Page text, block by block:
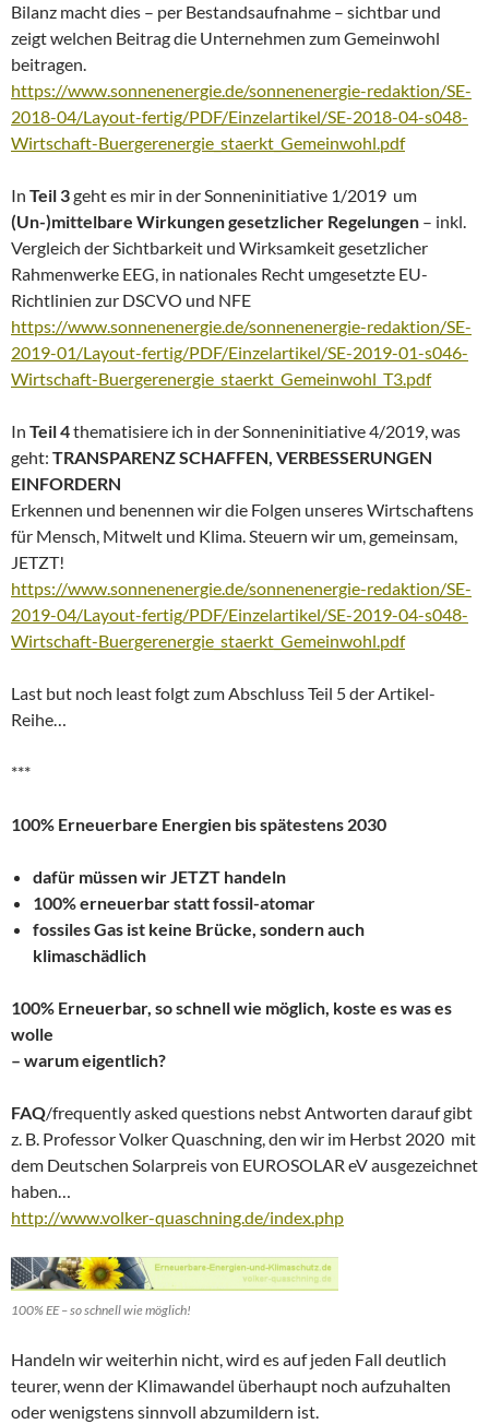
Bilanz macht dies – per Bestandsaufnahme – sichtbar und
zeigt welchen Beitrag die Unternehmen zum Gemeinwohl
beitragen.
https://www.sonnenenergie.de/sonnenenergie-redaktion/SE-
2018-04/Layout-fertig/PDF/Einzelartikel/SE-2018-04-s048-
Wirtschaft-Buergerenergie_staerkt_Gemeinwohl.pdf
In Teil 3geht es mir in der Sonneninitiative 1/2019 um
(Un-)mittelbare Wirkungen gesetzlicher Regelungen – inkl.
Vergleich der Sichtbarkeit und Wirksamkeit gesetzlicher
Rahmenwerke EEG, in nationales Recht umgesetzte EU-
Richtlinien zur DSCVO und NFE
https://www.sonnenenergie.de/sonnenenergie-redaktion/SE-
2019-01/Layout-fertig/PDF/Einzelartikel/SE-2019-01-s046-
Wirtschaft-Buergerenergie_staerkt_Gemeinwohl_T3.pdf
In Teil 4thematisiere ich in der Sonneninitiative 4/2019, was
geht: TRANSPARENZ SCHAFFEN, VERBESSERUNGEN
EINFORDERN
Erkennen und benennen wir die Folgen unseres Wirtschaftens
für Mensch, Mitwelt und Klima. Steuern wir um, gemeinsam,
JETZT!
https://www.sonnenenergie.de/sonnenenergie-redaktion/SE-
2019-04/Layout-fertig/PDF/Einzelartikel/SE-2019-04-s048-
Wirtschaft-Buergerenergie_staerkt_Gemeinwohl.pdf
Last but noch least folgt zum Abschluss Teil 5 der Artikel-
Reihe…
***
100% Erneuerbare Energien bis spätestens 2030
dafür müssen wir JETZT handeln
100% erneuerbar statt fossil-atomar
fossiles Gas ist keine Brücke, sondern auch
klimaschädlich
100% Erneuerbar, so schnell wie möglich, koste es was es
wolle
– warum eigentlich?
FAQ/frequently asked questions nebst Antworten darauf gibt
z. B. Professor Volker Quaschning, den wir im Herbst 2020 mit
dem Deutschen Solarpreis von EUROSOLAR eV ausgezeichnet
haben…
http://www.volker-quaschning.de/index.php
100% EE – so schnell wie möglich!
Handeln wir weiterhin nicht, wird es auf jeden Fall deutlich
teurer, wenn der Klimawandel überhaupt noch aufzuhalten
oder wenigstens sinnvoll abzumildern ist.